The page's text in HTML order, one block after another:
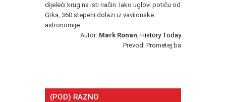
dijeleći krug na isti način. Iako uglovi potiču od
Grka, 360 stepeni dolazi iz vavilonske
astronomije.
Autor: Mark Ronan History Today
Prevod: Prometej.ba
(POD) RAZNO